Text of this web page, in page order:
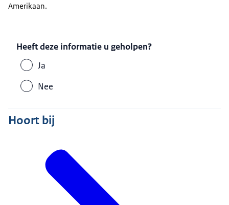
Amerikaan.
Heeft deze informatie u geholpen?
Ja
Nee
Hoort bij